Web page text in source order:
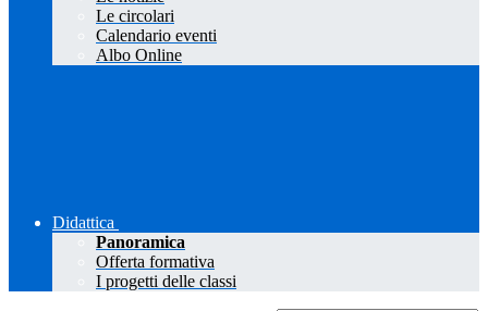
Le circolari
Calendario eventi
Albo Online
Didattica
Panoramica
Offerta formativa
I progetti delle classi